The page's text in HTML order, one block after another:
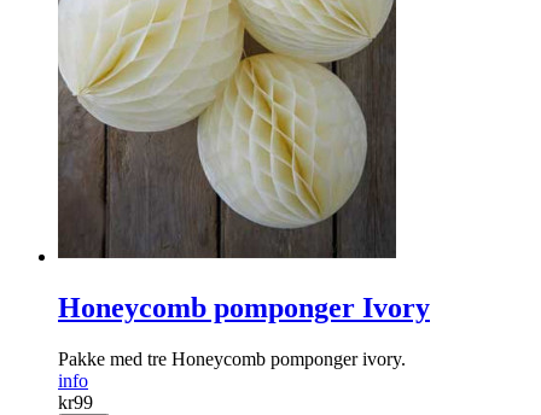
Honeycomb pomponger Ivory
Pakke med tre Honeycomb pomponger ivory.
info
kr99